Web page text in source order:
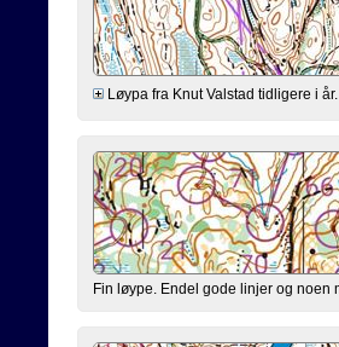
Løypa fra Knut Valstad tidligere i
Fin løype. Endel gode linjer og noen